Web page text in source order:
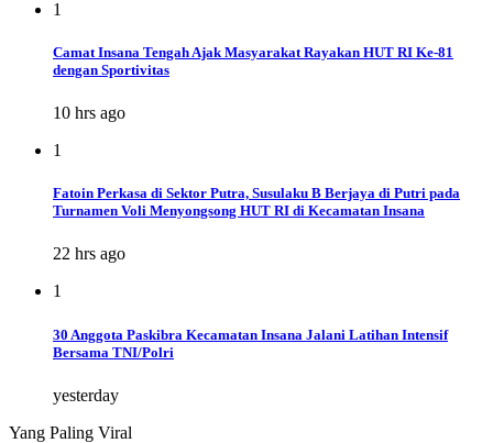
1
Camat Insana Tengah Ajak Masyarakat Rayakan HUT RI Ke-81
dengan Sportivitas
10 hrs ago
1
Fatoin Perkasa di Sektor Putra, Susulaku B Berjaya di Putri pada
Turnamen Voli Menyongsong HUT RI di Kecamatan Insana
22 hrs ago
1
30 Anggota Paskibra Kecamatan Insana Jalani Latihan Intensif
Bersama TNI/Polri
yesterday
Yang Paling Viral